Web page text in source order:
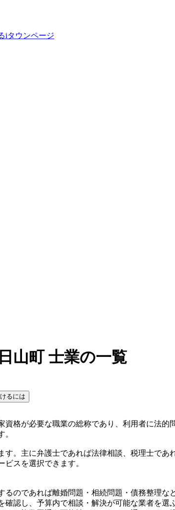
山町 士業の一覧
るには
資格が必要な職業の総称であり、利用者に法
。
す。主に弁護士であれば法律相談、税理士で
ビスを選択できます。
るのであれば離婚問題・相続問題・債務整理
確認し、予算内で相談・解決が可能な業者を選